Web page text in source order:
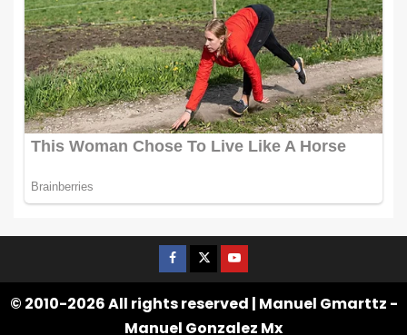
© 2010-2026 All rights reserved | Manuel Gmarttz -
Manuel Gonzalez Mx